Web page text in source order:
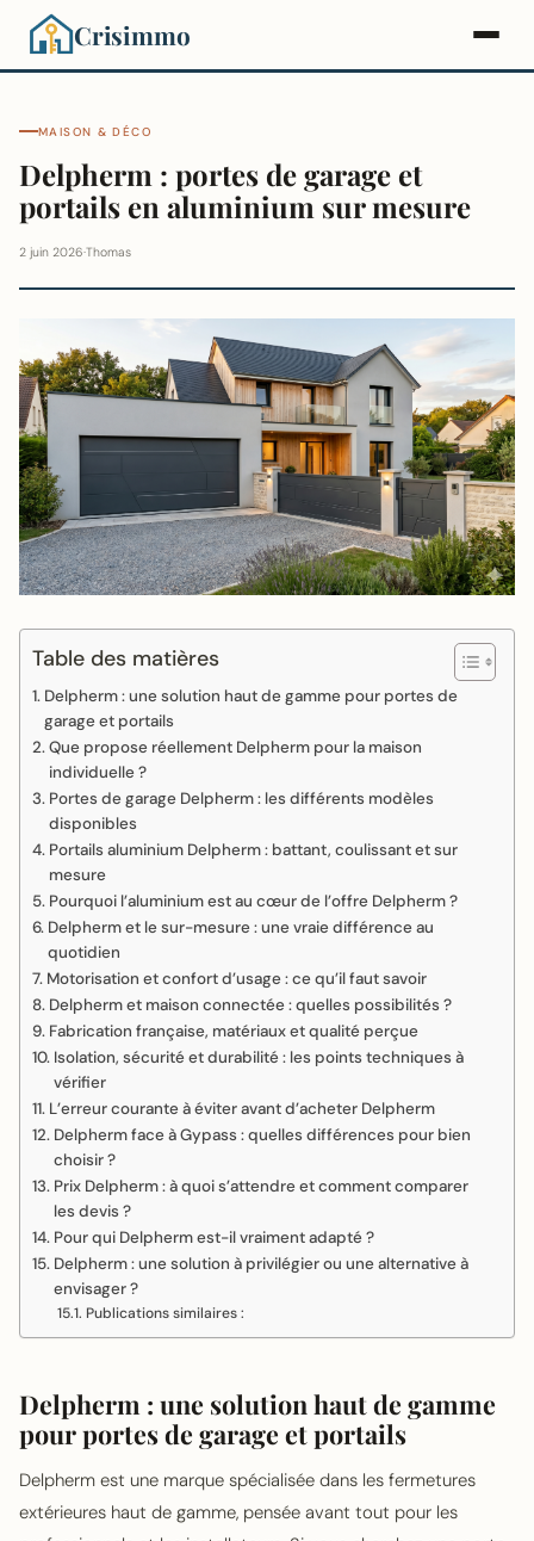
Crisimmo
MAISON & DÉCO
Delpherm : portes de garage et
portails en aluminium sur mesure
2 juin 2026·Thomas
Table des matières
Delpherm : une solution haut de gamme pour portes de
garage et portails
Que propose réellement Delpherm pour la maison
individuelle ?
Portes de garage Delpherm : les différents modèles
disponibles
Portails aluminium Delpherm : battant, coulissant et sur
mesure
Pourquoi l’aluminium est au cœur de l’offre Delpherm ?
Delpherm et le sur-mesure : une vraie différence au
quotidien
Motorisation et confort d’usage : ce qu’il faut savoir
Delpherm et maison connectée : quelles possibilités ?
Fabrication française, matériaux et qualité perçue
Isolation, sécurité et durabilité : les points techniques à
vérifier
L’erreur courante à éviter avant d’acheter Delpherm
Delpherm face à Gypass : quelles différences pour bien
choisir ?
Prix Delpherm : à quoi s’attendre et comment comparer
les devis ?
Pour qui Delpherm est-il vraiment adapté ?
Delpherm : une solution à privilégier ou une alternative à
envisager ?
Publications similaires :
Delpherm : une solution haut de gamme
pour portes de garage et portails
Delpherm est une marque spécialisée dans les fermetures
extérieures haut de gamme, pensée avant tout pour les